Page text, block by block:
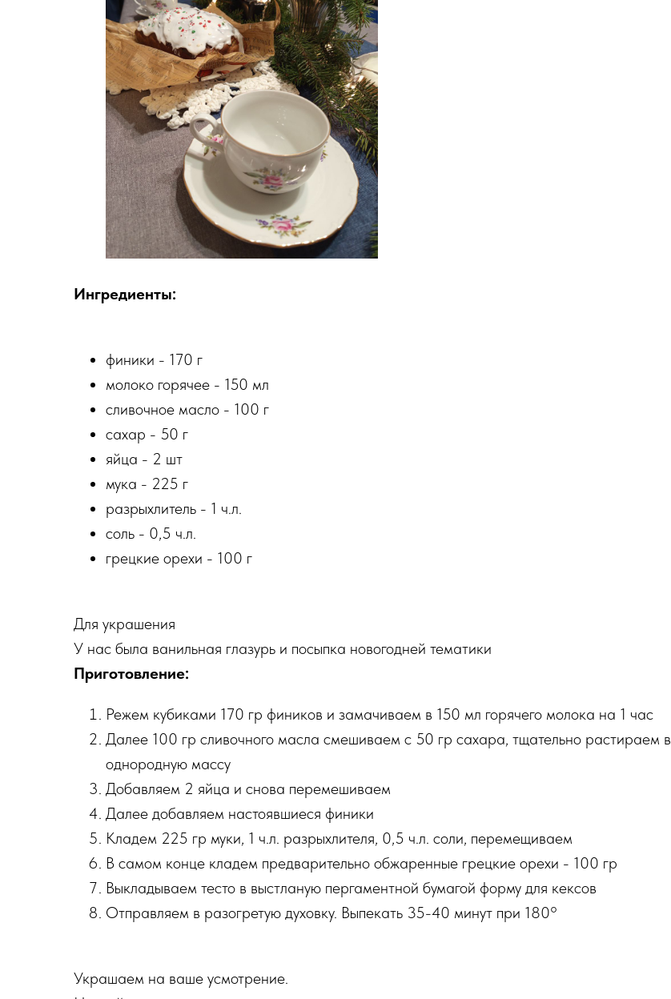
Ингредиенты:
финики - 170 г
молоко горячее - 150 мл
сливочное масло - 100 г
сахар - 50 г
яйца - 2 шт
мука - 225 г
разрыхлитель - 1 ч.л.
соль - 0,5 ч.л.
грецкие орехи - 100 г
Для украшения
У нас была ванильная глазурь и посыпка новогодней тематики
Приготовление:
Режем кубиками 170 гр фиников и замачиваем в 150 мл горячего молока на 1 час
Далее 100 гр сливочного масла смешиваем с 50 гр сахара, тщательно растираем в
однородную массу
Добавляем 2 яйца и снова перемешиваем
Далее добавляем настоявшиеся финики
Кладем 225 гр муки, 1 ч.л. разрыхлителя, 0,5 ч.л. соли, перемещиваем
В самом конце кладем предварительно обжаренные грецкие орехи - 100 гр
Выкладываем тесто в выстланую пергаментной бумагой форму для кексов
Отправляем в разогретую духовку. Выпекать 35-40 минут при 180°
Украшаем на ваше усмотрение.